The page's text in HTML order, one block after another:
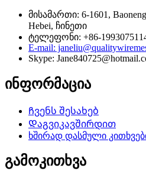
მისამართი: 6-1601,
Hebei, ჩინეთი
ტელეფონი: +86-
E-mail:
Skype:
ინფორმაცია
Ჩვენს შესახებ
Დაგვიკავშირდით
ხშირად დასმული
გამოკითხვა